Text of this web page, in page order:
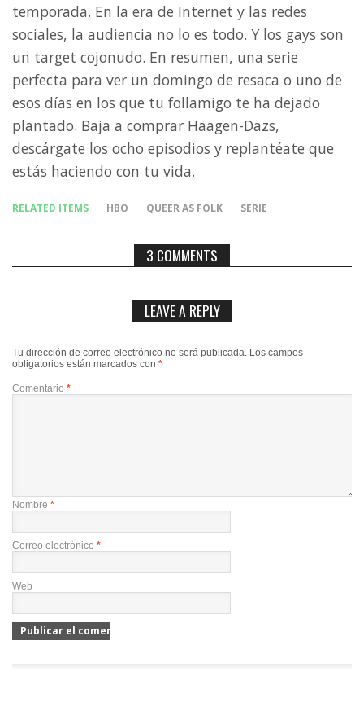
temporada. En la era de Internet y las redes
sociales, la audiencia no lo es todo. Y los gays son
un target cojonudo. En resumen, una serie
perfecta para ver un domingo de resaca o uno de
esos días en los que tu follamigo te ha dejado
plantado. Baja a comprar Häagen-Dazs,
descárgate los ocho episodios y replantéate que
estás haciendo con tu vida.
RELATED ITEMS HBO QUEER AS FOLK SERIE
3 COMMENTS
LEAVE A REPLY
Tu dirección de correo electrónico no será publicada. Los campos
obligatorios están marcados con *
Comentario *
Nombre *
Correo electrónico *
Web